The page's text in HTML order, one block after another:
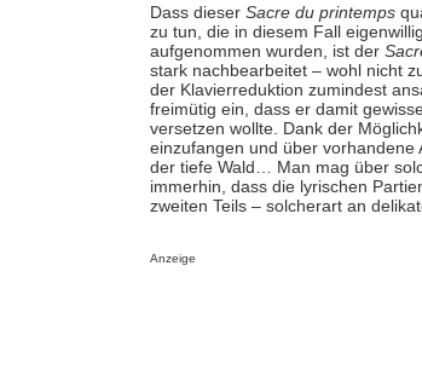
Dass dieser Sacre du printemps
zu tun, die in diesem Fall
aufgenommen wurden, ist der
stark nachbearbeitet – wohl nicht
der Klavierreduktion zumindest
freimütig ein, dass er damit
versetzen wollte. Dank der
einzufangen und über vorhandene
der tiefe Wald… Man mag über
immerhin, dass die lyrischen
zweiten Teils – solcherart an
Anzeige